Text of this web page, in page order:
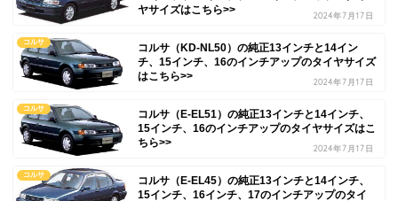
ヤサイズはこちら>>
2024年7月17日
コルサ
コルサ（KD-NL50）の純正13インチと14イン
チ、15インチ、16のインチアップのタイヤサイズ
はこちら>>
2024年7月17日
コルサ
コルサ（E-EL51）の純正13インチと14インチ、
15インチ、16のインチアップのタイヤサイズはこ
ちら>>
2024年7月17日
コルサ
コルサ（E-EL45）の純正13インチと14インチ、
15インチ、16インチ、17のインチアップのタイ